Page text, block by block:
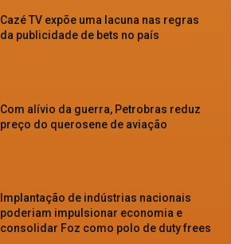
Cazé TV expõe uma lacuna nas regras
da publicidade de bets no país
Com alívio da guerra, Petrobras reduz
preço do querosene de aviação
Implantação de indústrias nacionais
poderiam impulsionar economia e
consolidar Foz como polo de duty frees